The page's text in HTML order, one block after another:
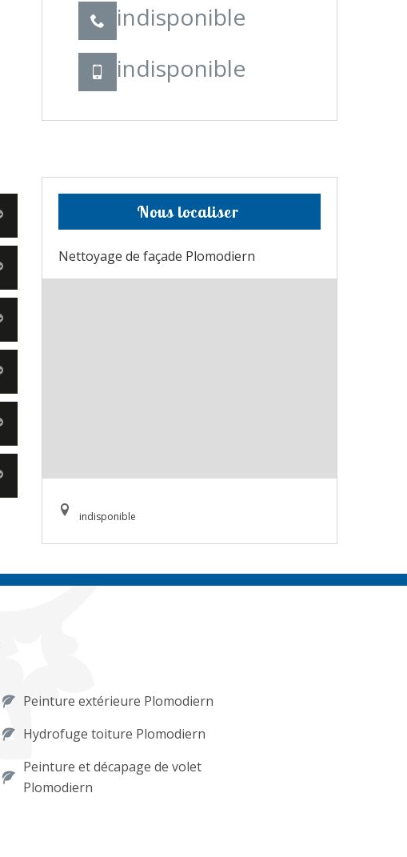
indisponible
indisponible
Nous localiser
Nettoyage de façade Plomodiern
indisponible
Peinture extérieure Plomodiern
Hydrofuge toiture Plomodiern
Peinture et décapage de volet
Plomodiern